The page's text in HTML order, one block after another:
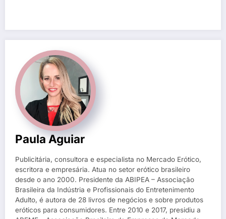
Paula Aguiar
Publicitária, consultora e especialista no Mercado Erótico,
escritora e empresária. Atua no setor erótico brasileiro
desde o ano 2000. Presidente da ABIPEA – Associação
Brasileira da Indústria e Profissionais do Entretenimento
Adulto, é autora de 28 livros de negócios e sobre produtos
eróticos para consumidores. Entre 2010 e 2017, presidiu a